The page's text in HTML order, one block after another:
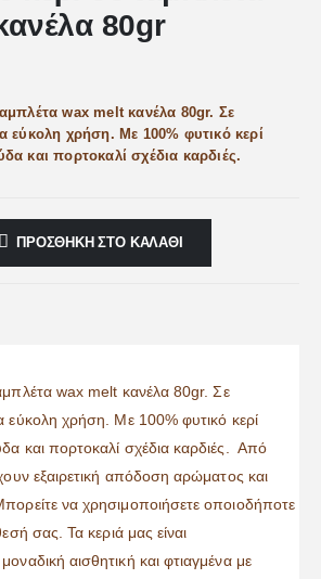
80gr
wax melt κανέλα 80gr. Σε
εύκολη χρήση. Με 100% φυτικό κερί
και πορτοκαλί σχέδια καρδιές.
ΠΡΟΣΘΉΚΗ ΣΤΟ ΚΑΛΆΘΙ
wax melt κανέλα 80gr. Σε
εύκολη χρήση. Με 100% φυτικό κερί
και πορτοκαλί σχέδια καρδιές. Από
εξαιρετική απόδοση αρώματος και
να χρησιμοποιήσετε οποιοδήποτε
σας. Τα κεριά μας είναι
αισθητική και φτιαγμένα με